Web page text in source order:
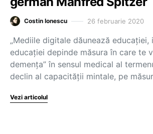
Costin Ionescu 26 februarie 2020
„Mediile digitale dăunează educației,
educației depinde măsura în care te
demența” în sensul medical al
declin al capacității mintale, pe
Vezi articolul